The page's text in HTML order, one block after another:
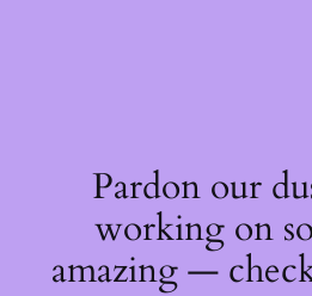
Pardon our
working on
amazing —